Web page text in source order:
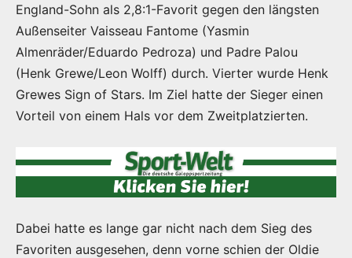
England-Sohn als 2,8:1-Favorit gegen den längsten
Außenseiter Vaisseau Fantome (Yasmin
Almenräder/Eduardo Pedroza) und Padre Palou
(Henk Grewe/Leon Wolff) durch. Vierter wurde Henk
Grewes Sign of Stars. Im Ziel hatte der Sieger einen
Vorteil von einem Hals vor dem Zweitplatzierten.
Dabei hatte es lange gar nicht nach dem Sieg des
Favoriten ausgesehen, denn vorne schien der Oldie